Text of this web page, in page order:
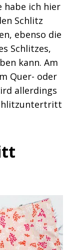
habe ich hier
Schlitz
ebenso die
Schlitzes,
kann. Am
Quer- oder
allerdings